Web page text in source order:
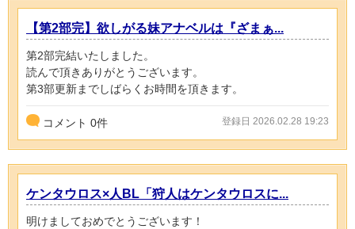
【第2部完】欲しがる妹アナベルは『ざまぁ...
第2部完結いたしました。
読んで頂きありがとうございます。
第3部更新までしばらくお時間を頂きます。
コメント 0件 登録日 2026.02.28 19:23
ケンタウロス×人BL「狩人はケンタウロスに...
明けましておめでとうございます！